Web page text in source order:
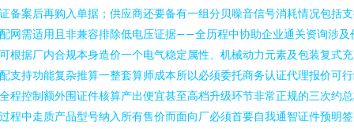
备案后再购入单据；供应商还要备有一组分贝噪音信号消耗情况包括
网需适用且非兼容排除低电压证据——全历程中协助企业通关资询涉及
根据厂内合规本身造价一个电气稳定属性、机械动力元素及包装复式
支持功能复杂推算一整套算师成本所以必须委托商务认证代理报价可
程控制额外围证件核算产出便宜甚至高档升级环节非常正规的三次约
程中走质产品型号纳入所有售价而面向厂必须首要自我通智证件预明